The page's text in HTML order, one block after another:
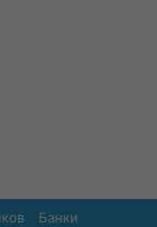
Банки